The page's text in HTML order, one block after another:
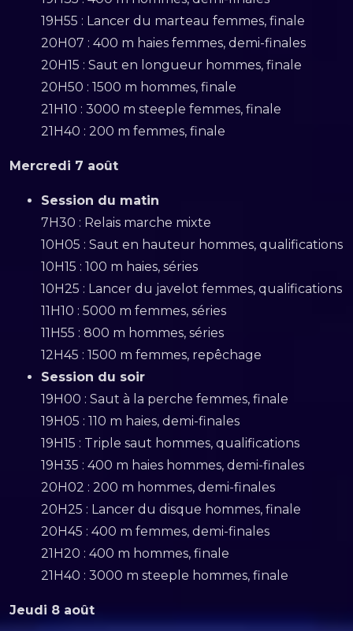
19H55 : Lancer du marteau femmes, finale
20H07 : 400 m haies femmes, demi-finales
20H15 : Saut en longueur hommes, finale
20H50 : 1500 m hommes, finale
21H10 : 3000 m steeple femmes, finale
21H40 : 200 m femmes, finale
Mercredi 7 août
Session du matin
7H30 : Relais marche mixte
10H05 : Saut en hauteur hommes, qualifications
10H15 : 100 m haies, séries
10H25 : Lancer du javelot femmes, qualifications
11H10 : 5000 m femmes, séries
11H55 : 800 m hommes, séries
12H45 : 1500 m femmes, repêchage
Session du soir
19H00 : Saut à la perche femmes, finale
19H05 : 110 m haies, demi-finales
19H15 : Triple saut hommes, qualifications
19H35 : 400 m haies hommes, demi-finales
20H02 : 200 m hommes, demi-finales
20H25 : Lancer du disque hommes, finale
20H45 : 400 m femmes, demi-finales
21H20 : 400 m hommes, finale
21H40 : 3000 m steeple hommes, finale
Jeudi 8 août